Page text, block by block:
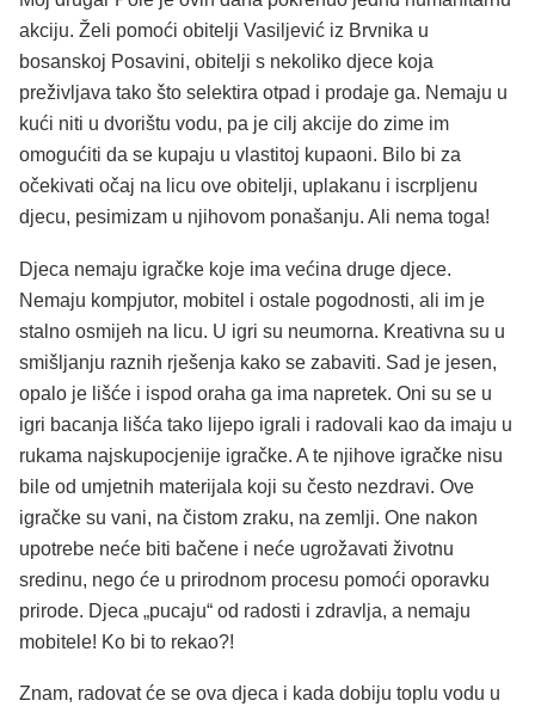
akciju. Želi pomoći obitelji Vasiljević iz Brvnika u
bosanskoj Posavini, obitelji s nekoliko djece koja
preživljava tako što selektira otpad i prodaje ga. Nemaju u
kući niti u dvorištu vodu, pa je cilj akcije do zime im
omogućiti da se kupaju u vlastitoj kupaoni. Bilo bi za
očekivati očaj na licu ove obitelji, uplakanu i iscrpljenu
djecu, pesimizam u njihovom ponašanju. Ali nema toga!
Djeca nemaju igračke koje ima većina druge djece.
Nemaju kompjutor, mobitel i ostale pogodnosti, ali im je
stalno osmijeh na licu. U igri su neumorna. Kreativna su u
smišljanju raznih rješenja kako se zabaviti. Sad je jesen,
opalo je lišće i ispod oraha ga ima napretek. Oni su se u
igri bacanja lišća tako lijepo igrali i radovali kao da imaju u
rukama najskupocjenije igračke. A te njihove igračke nisu
bile od umjetnih materijala koji su često nezdravi. Ove
igračke su vani, na čistom zraku, na zemlji. One nakon
upotrebe neće biti bačene i neće ugrožavati životnu
sredinu, nego će u prirodnom procesu pomoći oporavku
prirode. Djeca „pucaju“ od radosti i zdravlja, a nemaju
mobitele! Ko bi to rekao?!
Znam, radovat će se ova djeca i kada dobiju toplu vodu u